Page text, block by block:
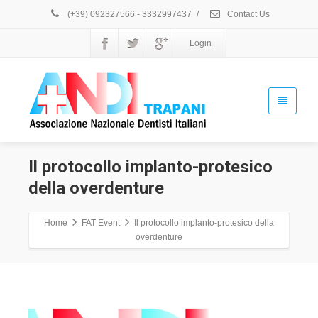
(+39) 092327566 - 3332997437 / Contact Us
Login
Il protocollo implanto-protesico
della overdenture
Home FAT Event
Il protocollo implanto-protesico della
overdenture